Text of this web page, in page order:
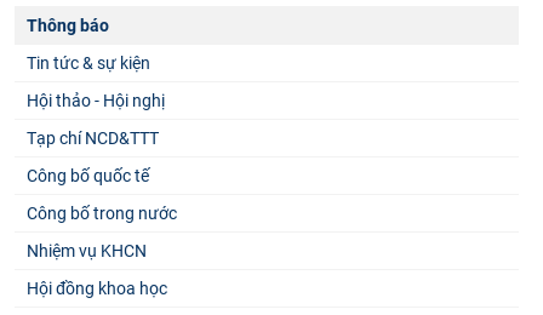
Thông báo
Tin tức & sự kiện
Hội thảo - Hội nghị
Tạp chí NCD&TTT
Công bố quốc tế
Công bố trong nước
Nhiệm vụ KHCN
Hội đồng khoa học